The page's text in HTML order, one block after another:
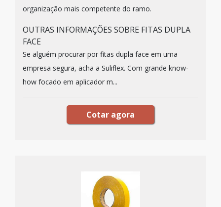
organização mais competente do ramo.
OUTRAS INFORMAÇÕES SOBRE FITAS DUPLA
FACE
Se alguém procurar por fitas dupla face em uma
empresa segura, acha a Suliflex. Com grande know-
how focado em aplicador m...
Cotar agora